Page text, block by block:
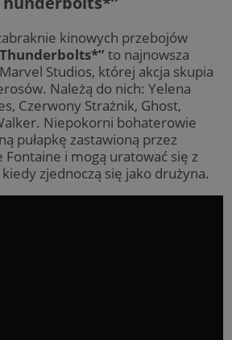
kinowych przebojów
to najnowsza
Studios, której akcja skupia
Należą do nich: Yelena
Czerwony Strażnik, Ghost,
Niepokorni bohaterowie
pułapkę zastawioną przez
i mogą uratować się z
zjednoczą się jako drużyna.